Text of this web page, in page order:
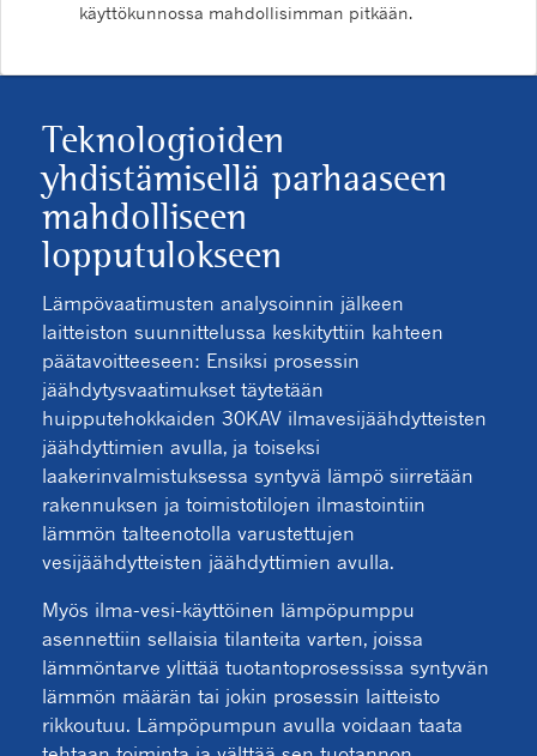
käyttökunnossa mahdollisimman pitkään.
Teknologioiden
yhdistämisellä parhaaseen
mahdolliseen
lopputulokseen
Lämpövaatimusten analysoinnin jälkeen
laitteiston suunnittelussa keskityttiin kahteen
päätavoitteeseen: Ensiksi prosessin
jäähdytysvaatimukset täytetään
huipputehokkaiden 30KAV ilmavesijäähdytteisten
jäähdyttimien avulla, ja toiseksi
laakerinvalmistuksessa syntyvä lämpö siirretään
rakennuksen ja toimistotilojen ilmastointiin
lämmön talteenotolla varustettujen
vesijäähdytteisten jäähdyttimien avulla.
Myös ilma-vesi-käyttöinen lämpöpumppu
asennettiin sellaisia tilanteita varten, joissa
lämmöntarve ylittää tuotantoprosessissa syntyvän
lämmön määrän tai jokin prosessin laitteisto
rikkoutuu. Lämpöpumpun avulla voidaan taata